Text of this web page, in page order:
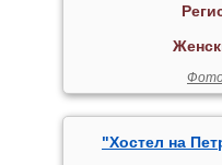
"Хостел на